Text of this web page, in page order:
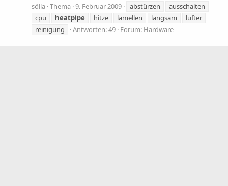
sölla Thema 9. Februar 2009 abstürzen
ausschalten
cpu
heatpipe hitze lamellen langsam
lüfter
reinigung
Antworten: 49 Forum: Hardware